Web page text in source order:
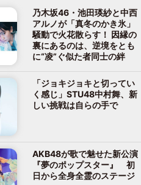
乃木坂46・池田瑛紗と中西
アルノが「真冬のかき氷」
騒動で火花散らす！ 因縁の
裏にあるのは、逆境をとも
に“凌”ぐ似た者同士の絆
「ジョキジョキと切ってい
く感じ」STU48中村舞、新
しい挑戦は自らの手で
AKB48が歌で魅せた新公演
『夢のポップスター』 初
日から全身全霊のステージ